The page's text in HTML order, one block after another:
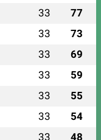
33 77
33 73
33 69
33 59
33 55
33 54
33 48